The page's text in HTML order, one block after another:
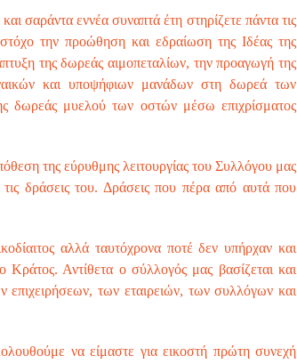
σαράντα εννέα συναπτά έτη στηρίζετε πάντα τις
την προώθηση και εδραίωση της Ιδέας της
της δωρεάς αιμοπεταλίων, την προαγωγή της
και υποψήφιων μανάδων στη δωρεά των
δωρεάς μυελού των οστών μέσω επιχρίσματος
της εύρυθμης λειτουργίας του Συλλόγου μας
τις δράσεις του. Δράσεις που πέρα από αυτά που
αλλά ταυτόχρονα ποτέ δεν υπήρχαν και
Κράτος. Αντίθετα ο σύλλογός μας βασίζεται και
επιχειρήσεων, των εταιρειών, των συλλόγων και
να είμαστε για εικοστή πρώτη συνεχή